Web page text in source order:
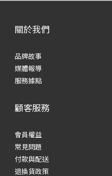
關於我們
品牌故事
媒體報導
服務據點
顧客服務
會員權益
常見問題
付款與配送
退換貨政策